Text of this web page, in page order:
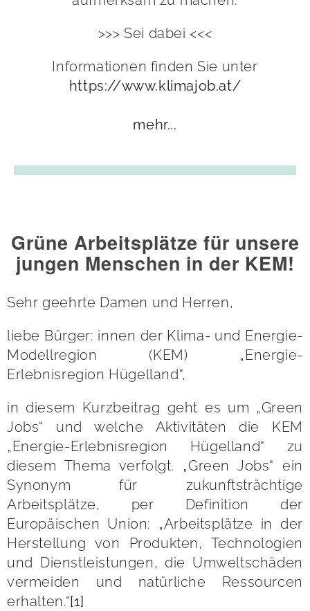
>>> Sei dabei <<<
Informationen finden Sie unter
https://www.klimajob.at/
mehr...
Grüne Arbeitsplätze für unsere
jungen Menschen in der KEM!
Sehr geehrte Damen und Herren,
liebe Bürger: innen der Klima- und Energie-
Modellregion (KEM) „Energie-
Erlebnisregion Hügelland“,
in diesem Kurzbeitrag geht es um „Green
Jobs“ und welche Aktivitäten die KEM
„Energie-Erlebnisregion Hügelland“ zu
diesem Thema verfolgt. „Green Jobs“ ein
Synonym für zukunftsträchtige
Arbeitsplätze, per Definition der
Europäischen Union: „Arbeitsplätze in der
Herstellung von Produkten, Technologien
und Dienstleistungen, die Umweltschäden
vermeiden und natürliche Ressourcen
erhalten.“[1]